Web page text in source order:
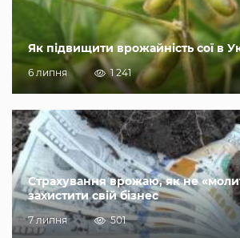
Як підвищити врожайність сої в
6 липня 1 241
Страхування врожаю, як не
захистити свій бізнес
7 липня 501